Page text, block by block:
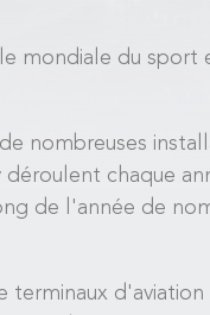
mondiale du sport
nombreuses
chaque
de l'année de
d'aviation